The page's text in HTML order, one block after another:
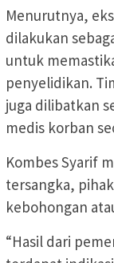
Menurutnya,
dilakukan
untuk
penyelidikan.
juga dilibatkan
medis korban
Kombes Syarif
tersangka,
kebohongan
“Hasil dari